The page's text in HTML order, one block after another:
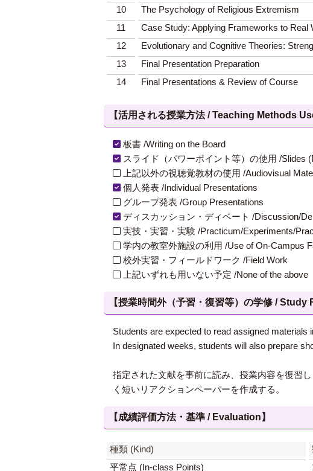
10
The Psychology of Religious Extremism
11
Case Study: Applying Frameworks to Real
12
Evolutionary and Cognitive Theories:
13
Final Presentation Preparation
14
Final Presentations & Review of Course
【活用される授業方法 / Teaching Methods
板書 /Writing on the Board
スライド（パワーポイント等）の使用 /Slides
上記以外の視聴覚教材の使用 /Audiovisual
個人発表 /Individual Presentations
グループ発表 /Group Presentations
ディスカッション・ディベート /Discussion/
実技・実習・実験 /Practicum/Experiments/
学内の教室外施設の利用 /Use of On-Campus
校外実習・フィールドワーク /Field Work
上記いずれも用いない予定 /None of the above
【授業時間外（予習・復習等）の学修 /
Students are expected to read assigned
In designated weeks, students will also prepare
指定された文献を事前に読み、授業内容を復習
く短いリアクションペーパーを作成する。
【成績評価方法・基準 / Evaluation】
種類 (Kind)
平常点 (In-class Points)